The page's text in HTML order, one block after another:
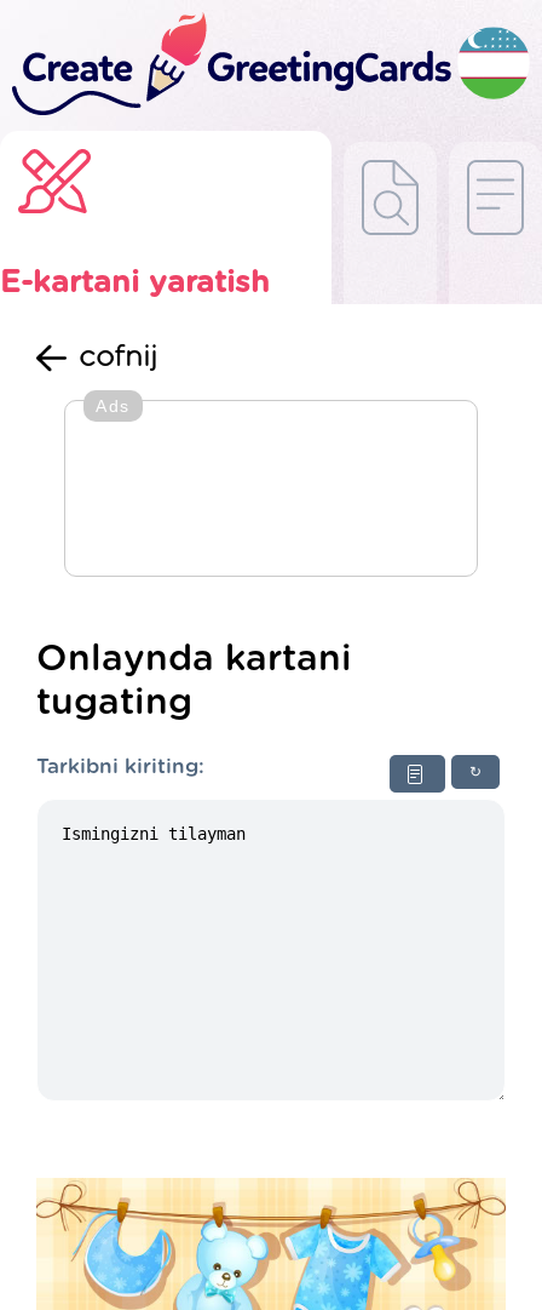
E-kartani yaratish
cofnij
Ads
Onlaynda kartani
tugating
↻
Tarkibni kiriting: